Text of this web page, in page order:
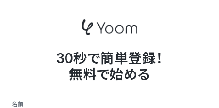
30秒で簡単登録！
無料で始める
名前